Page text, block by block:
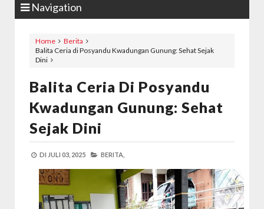
Navigation
Home
Berita
Balita Ceria di Posyandu Kwadungan Gunung: Sehat Sejak
Dini
Balita Ceria Di Posyandu
Kwadungan Gunung: Sehat
Sejak Dini
DI JULI 03, 2025 BERITA,